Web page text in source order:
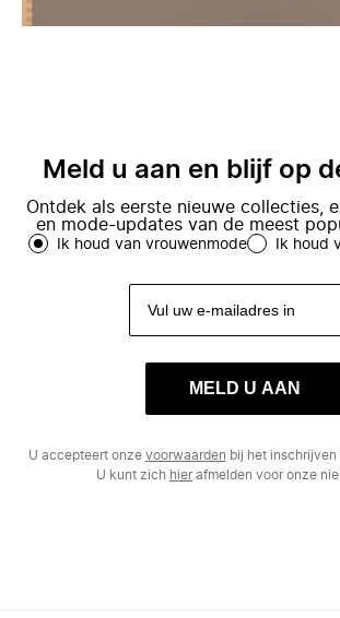
Meld u aan en blijf op
Ontdek als eerste nieuwe collecties,
en mode-updates van de meest
Ik houd van vrouwenmode Ik houd
MELD U AAN
U accepteert onze voorwaarden bij het inschrijven
U kunt zich hierafmelden voor onze